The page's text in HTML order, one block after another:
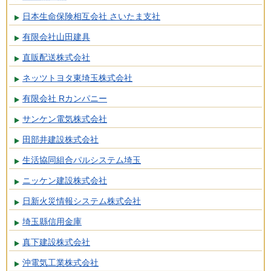
日本生命保険相互会社 さいたま支社
有限会社山田建具
直販配送株式会社
ネッツトヨタ東埼玉株式会社
有限会社 Rカンパニー
サンケン電気株式会社
田部井建設株式会社
生活協同組合パルシステム埼玉
ニッケン建設株式会社
日新火災情報システム株式会社
埼玉縣信用金庫
真下建設株式会社
沖電気工業株式会社